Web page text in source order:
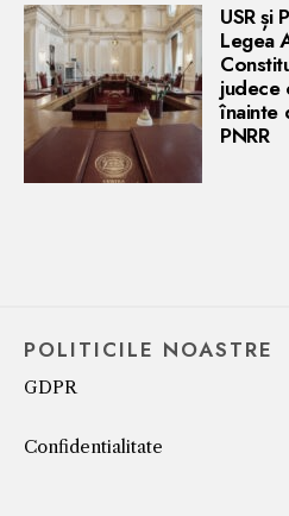
USR și
Legea
judece
înainte
PNRR
POLITICILE NOASTRE
GDPR
Confidentialitate